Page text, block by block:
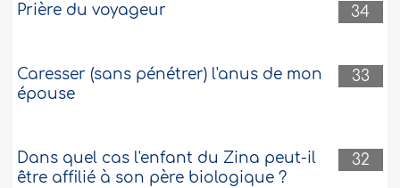
34
Prière du voyageur
33
Caresser (sans pénétrer) l'anus de mon
épouse
32
Dans quel cas l'enfant du Zina peut-il
être affilié à son père biologique ?